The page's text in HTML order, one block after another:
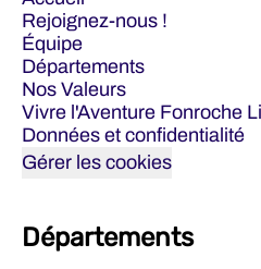
Rejoignez-nous !
Équipe
Départements
Nos Valeurs
Vivre l'Aventure Fonroche
Données et confidentialité
Gérer les cookies
Départements